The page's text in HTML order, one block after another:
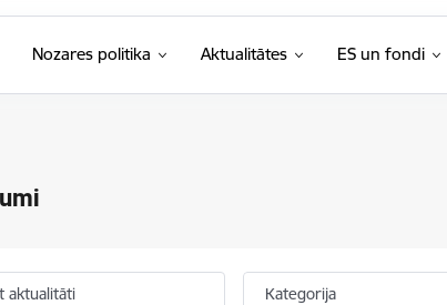
Nozares politika Aktualitātes ES un fondi
aktualitāti Kategorija